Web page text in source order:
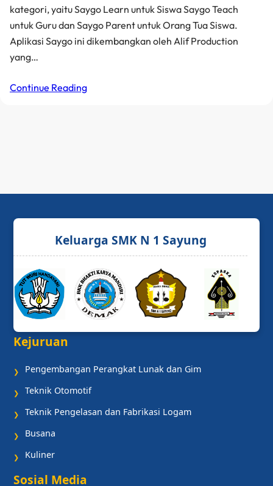
kategori, yaitu Saygo Learn untuk Siswa Saygo Teach
untuk Guru dan Saygo Parent untuk Orang Tua Siswa.
Aplikasi Saygo ini dikembangkan oleh Alif Production
yang…
Continue Reading
Keluarga SMK N 1 Sayung
Kejuruan
❯ Pengembangan Perangkat Lunak dan Gim
❯ Teknik Otomotif
❯ Teknik Pengelasan dan Fabrikasi Logam
❯ Busana
❯ Kuliner
Sosial Media